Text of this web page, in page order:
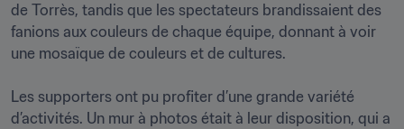
de Torrès, tandis que les spectateurs brandissaient des
fanions aux couleurs de chaque équipe, donnant à voir
une mosaïque de couleurs et de cultures.
Les supporters ont pu profiter d’une grande variété
d’activités. Un mur à photos était à leur disposition, qui a